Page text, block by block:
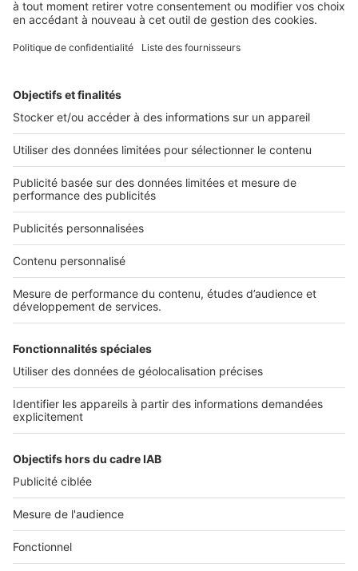
2 rue des Italiens 75009 Paris
01 53 38 80 00
Nos solutions pro
Actualités pro
Nous contacter
Connexion à My SeLoger Pro
Espace Presse